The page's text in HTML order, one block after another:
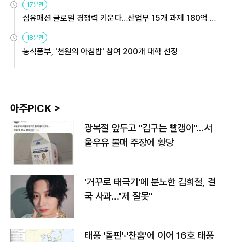
17분전
섬유패션 글로벌 경쟁력 키운다…산업부 15개 과제 180억 지
18분전
농식품부, '천원의 아침밥' 참여 200개 대학 선정
아주PICK >
광복절 앞두고 "김구는 빨갱이"…서
울우유 불매 주장에 황당
'거꾸로 태극기'에 분노한 김희철, 결
국 사과…"제 잘못"
태풍 '돌핀'·'찬홈'에 이어 16호 태풍